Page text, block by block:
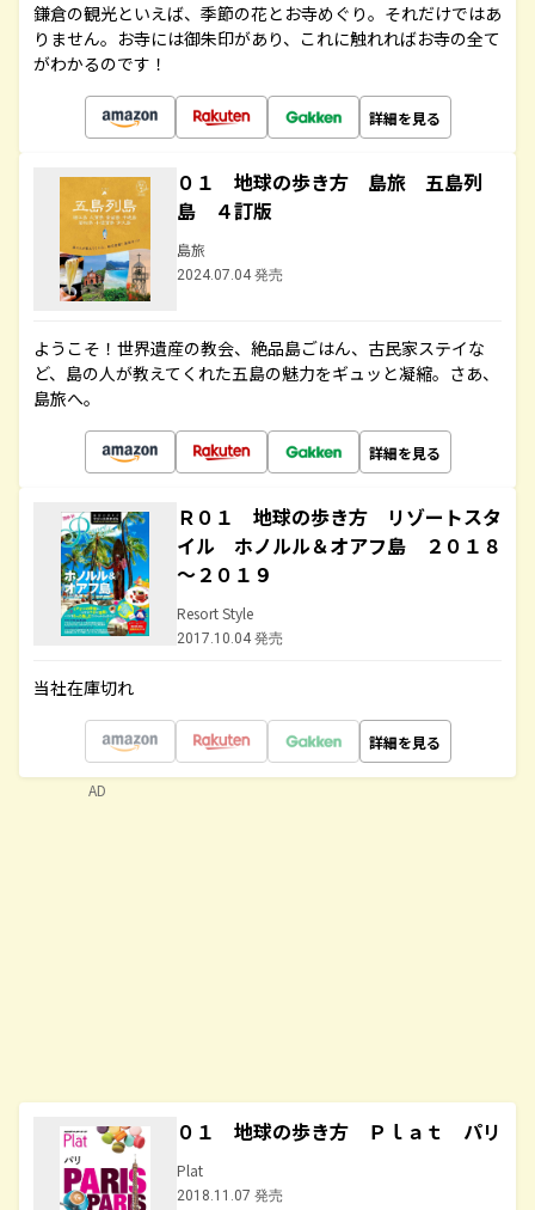
鎌倉の観光といえば、季節の花とお寺めぐり。それだけではあ
りません。お寺には御朱印があり、これに触れればお寺の全て
がわかるのです！
詳細を見る
０１ 地球の歩き方 島旅 五島列
島 ４訂版
島旅
2024.07.04 発売
ようこそ！世界遺産の教会、絶品島ごはん、古民家ステイな
ど、島の人が教えてくれた五島の魅力をギュッと凝縮。さあ、
島旅へ。
詳細を見る
Ｒ０１ 地球の歩き方 リゾートスタ
イル ホノルル＆オアフ島 ２０１８
～２０１９
Resort Style
2017.10.04 発売
当社在庫切れ
詳細を見る
０１ 地球の歩き方 Ｐｌａｔ パリ
Plat
2018.11.07 発売
AD